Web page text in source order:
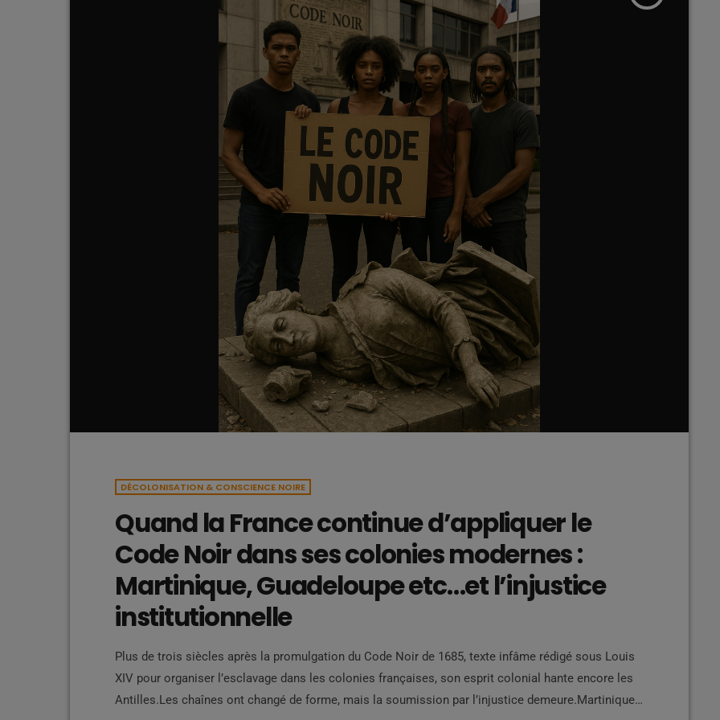
DÉCOLONISATION & CONSCIENCE NOIRE
Quand la France continue d’appliquer le
Code Noir dans ses colonies modernes :
Martinique, Guadeloupe etc…et l’injustice
institutionnelle
Plus de trois siècles après la promulgation du Code Noir de 1685, texte infâme rédigé sous Louis
XIV pour organiser l’esclavage dans les colonies françaises, son esprit colonial hante encore les
Antilles.Les chaînes ont changé de forme, mais la soumission par l’injustice demeure.Martinique,